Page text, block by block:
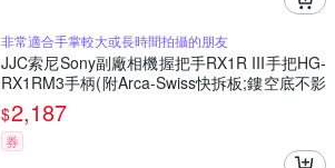
非常適合手掌較大或長時間拍攝的朋友
JJC索尼Sony副廠相機握把手RX1R III手把HG-
RX1RM3手柄(附Arca-Swiss快拆板;鏤空底不影
響電池記憶卡更換)Camera Hand Grip
$2,187
券